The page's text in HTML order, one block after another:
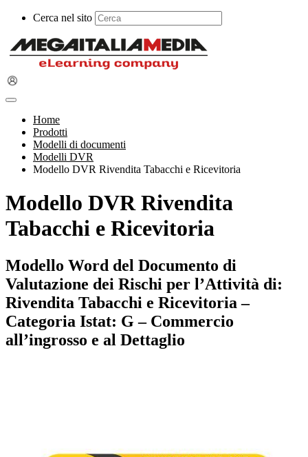
Cerca nel sito
Home
Prodotti
Modelli di documenti
Modelli DVR
Modello DVR Rivendita Tabacchi e Ricevitoria
Modello DVR Rivendita
Tabacchi e Ricevitoria
Modello Word del Documento di
Valutazione dei Rischi per l’Attività di:
Rivendita Tabacchi e Ricevitoria –
Categoria Istat: G – Commercio
all’ingrosso e al Dettaglio